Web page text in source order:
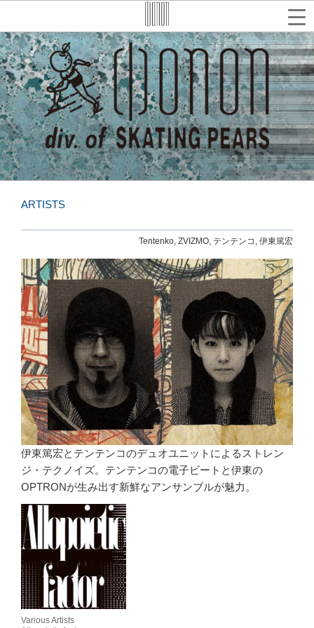
テ
ン
ツ
へ
ス
キ
ッ
プ
検
索
ARTISTS
Tentenko, ZVIZMO, テンテンコ, 伊東篤宏
伊東篤宏とテンテンコのデュオユニットによるストレン
ジ・テクノイズ。テンテンコの電子ビートと伊東の
OPTRONが生み出す新鮮なアンサンブルが魅力。
Various Artists